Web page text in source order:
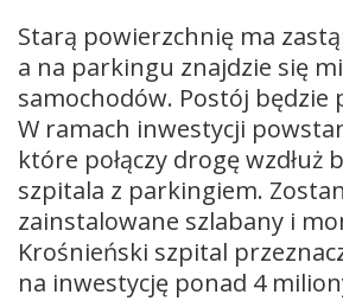
Starą powierzchnię ma
a na parkingu znajdzie się
samochodów. Postój będzie
W ramach inwestycji
które połączy drogę wzdłuż
szpitala z parkingiem.
zainstalowane szlabany i
Krośnieński szpital
na inwestycję ponad 4